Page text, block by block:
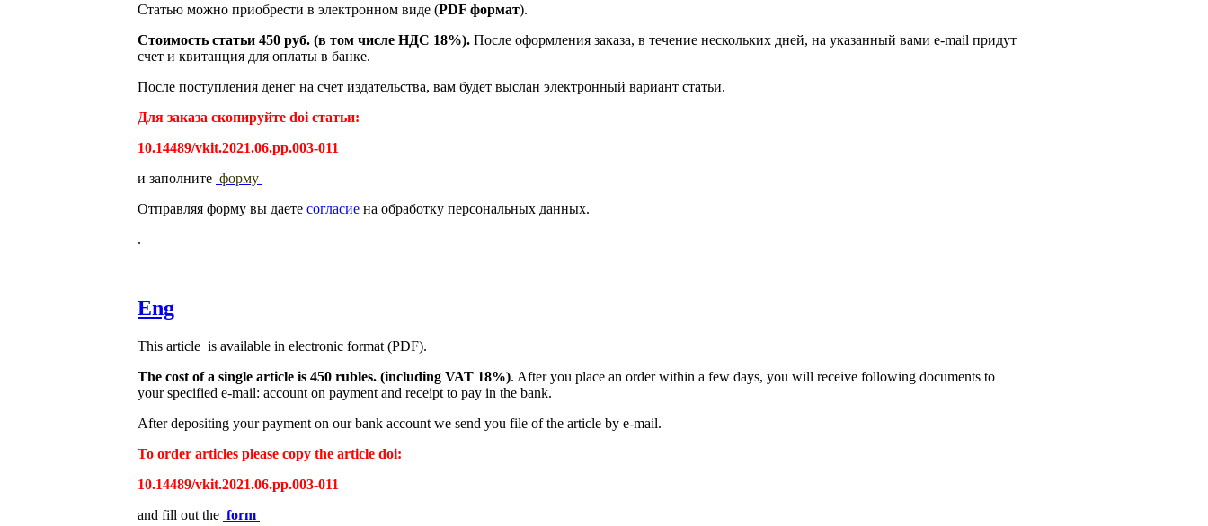
Статью можно приобрести в электронном виде (PDF формат).
Стоимость статьи 450 руб. (в том числе НДС 18%). После оформления заказа, в течение нескольких дней, на указанный вами e-mail придут
счет и квитанция для оплаты в банке.
После поступления денег на счет издательства, вам будет выслан электронный вариант статьи.
Для заказа скопируйте doi статьи:
10.14489/vkit.2021.06.pp.003-011
и заполните форму
Отправляя форму вы даете согласие на обработку персональных данных.
.
Eng
This article is available in electronic format (PDF).
The cost of a single article is 450 rubles. (including VAT 18%). After you place an order within a few days, you will receive following documents to
your specified e-mail: account on payment and receipt to pay in the bank.
After depositing your payment on our bank account we send you file of the article by e-mail.
To order articles please copy the article doi:
10.14489/vkit.2021.06.pp.003-011
and fill out the form